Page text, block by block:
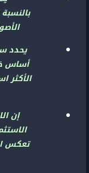
يحدد
أساس
الأكثر
إن
تعكس